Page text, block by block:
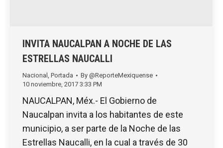
INVITA NAUCALPAN A NOCHE DE LAS
ESTRELLAS NAUCALLI
Nacional Portada By @ReporteMexiquense
10 noviembre, 2017 3:33 PM
NAUCALPAN, Méx.- El Gobierno de
Naucalpan invita a los habitantes de este
municipio, a ser parte de la Noche de las
Estrellas Naucalli, en la cual a través de 30